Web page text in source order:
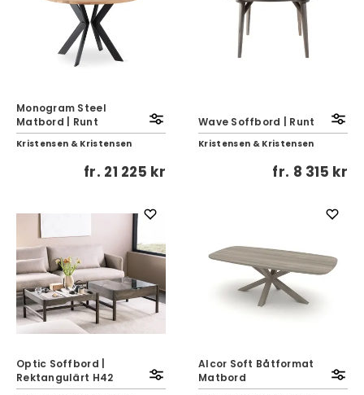
Monogram Steel
Matbord | Runt
Kristensen & Kristensen
fr. 21 225 kr
Wave Soffbord | Runt
Kristensen & Kristensen
fr. 8 315 kr
Optic Soffbord |
Rektangulärt H42
Alcor Soft Båtformat
Matbord